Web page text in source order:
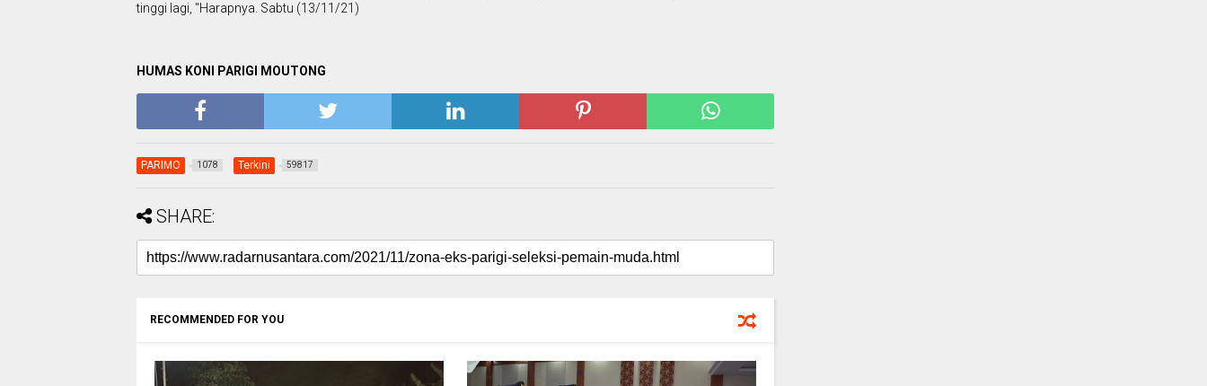
tinggi lagi, "Harapnya. Sabtu (13/11/21)
HUMAS KONI PARIGI MOUTONG
PARIMO 1078 Terkini 59817
SHARE:
RECOMMENDED FOR YOU